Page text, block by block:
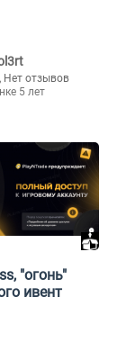
Нет отзывов
5 лет
"огонь"
ивент